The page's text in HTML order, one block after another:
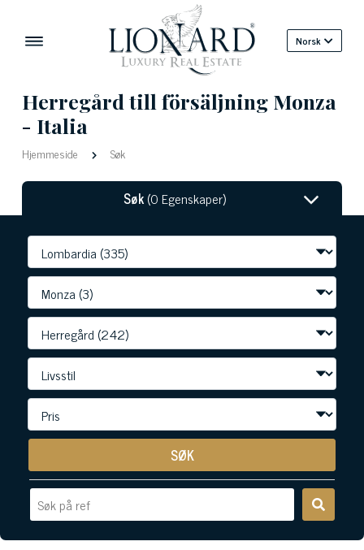
Norsk
Herregård till försäljning Monza
- Italia
Hjemmeside Søk
Søk(0 Egenskaper)
SØK